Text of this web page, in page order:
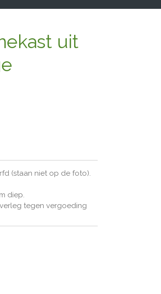
uit
(staan niet op de foto).
diep.
tegen vergoeding